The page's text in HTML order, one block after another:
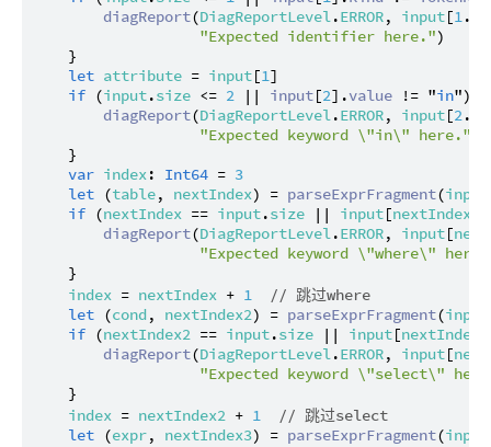
diagReport(DiagReportLevel.ERROR, input[1..
"Expected identifier here.")
    }
let attribute = input[1]
if (input.size <= 2 || input[2].value != "in") {
diagReport(DiagReportLevel.ERROR, input[2..
"Expected keyword \"in\" here."
    }
var index: Int64 = 3
let (table, nextIndex) = parseExprFragment(input
if (nextIndex == input.size || input[nextIndex
diagReport(DiagReportLevel.ERROR, input[
"Expected keyword \"where\"
    }
index = nextIndex + 1
// 跳过where
let (cond, nextIndex2) = parseExprFragment(input
if (nextIndex2 == input.size || input[nextIndex2
diagReport(DiagReportLevel.ERROR, input[
"Expected keyword \"select\"
    }
index = nextIndex2 + 1
// 跳过select
let (expr, nextIndex3) = parseExprFragment(input